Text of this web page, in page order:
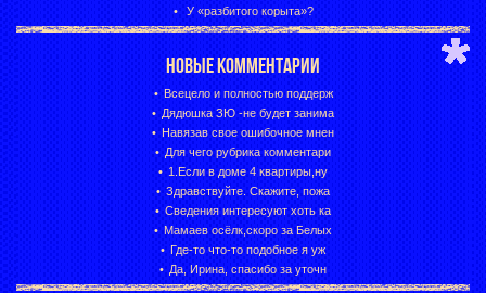
У «разбитого корыта»?
НОВЫЕ КОММЕНТАРИИ
Всецело и полностью поддерж
Дядюшка ЗЮ -не будет занима
Навязав свое ошибочное мнен
Для чего рубрика комментари
1.Если в доме 4 квартиры,ну
Здравствуйте. Скажите, пожа
Сведения интересуют хоть ка
Мамаев осёлк,скоро за Белых
Где-то что-то подобное я уж
Да, Ирина, спасибо за уточн